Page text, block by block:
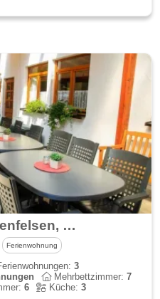
Ferienhaus Schwalbenfelsen, Dahn
Ferienwohnung
3
Mehrbettzimmer:7
6 Küche:3